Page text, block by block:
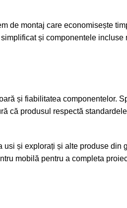
de montaj care economisește
și componentele
și fiabilitatea componentelor.
că produsul respectă
usi și explorați și alte produse din
mobilă pentru a completa